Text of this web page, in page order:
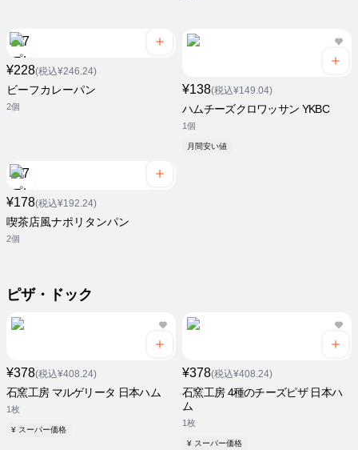
¥228(税込¥246.24)
ビーフカレーパン
2個
¥138(税込¥149.04)
ハムチーズクロワッサン YKBC
1個
月間安い値
¥178(税込¥192.24)
喫茶店風ナポリタンパン
2個
ピザ・ドック
¥378(税込¥408.24)
石窯工房 マルゲリータ 日本ハム
1枚
¥ スーパー価格
¥378(税込¥408.24)
石窯工房 4種のチーズピザ 日本ハ
ム
1枚
¥ スーパー価格